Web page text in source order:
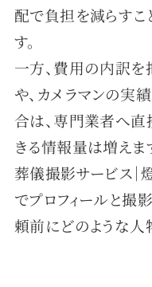
配で負担を減らす
す。
一方、費用の内訳
や、カメラマンの実
合は、専門業者へ
きる情報量は増えま
葬儀撮影サービス｜
でプロフィールと撮
頼前にどのような人